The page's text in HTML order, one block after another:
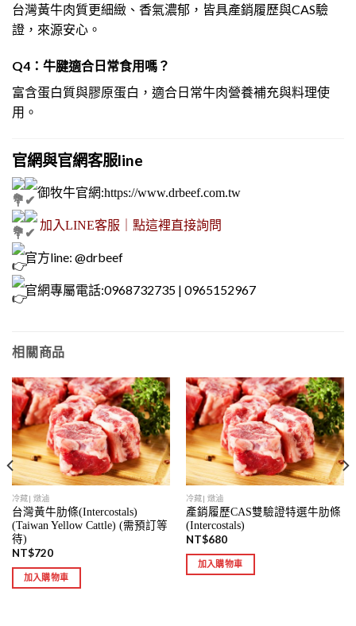
台灣黃牛肉質更細緻、香氣濃郁，皆具產銷履歷與CAS驗
證，來源安心。
Q4：牛腱適合日常食用嗎？
富含蛋白質與膠原蛋白，適合日常牛肉營養補充與料理使
用。
官網與官網客服line
御牧牛官網:https://www.drbeef.com.tw
加入LINE客服｜點這裡直接詢問
官方line: @drbeef
官網專屬電話:0968732735 | 0965152967
相關商品
冷藏| 燉滷
台灣黃牛肋條(Intercostals)
(Taiwan Yellow Cattle) (需預訂等
待)
NT$720
加入購物車
冷藏| 燉滷
產銷履歷CAS雙驗證特選牛肋條
(Intercostals)
NT$680
加入購物車